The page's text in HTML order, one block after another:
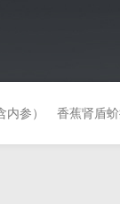
参） 香蕉肾盾